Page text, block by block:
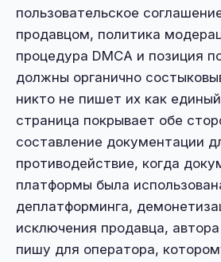
пользовательское
продавцом, политика
процедура DMCA и позиция
должны органично
никто не пишет их как
страница покрывает обе
составление документации
противодействие, когда
платформы была
деплатформинга,
исключения продавца,
пишу для оператора,